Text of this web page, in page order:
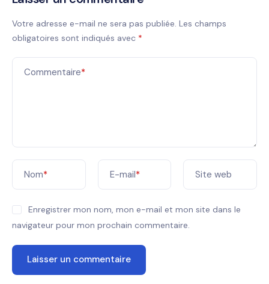
Votre adresse e-mail ne sera pas publiée. Les champs
obligatoires sont indiqués avec *
Commentaire*
Nom* E-mail* Site web
Enregistrer mon nom, mon e-mail et mon site dans le
navigateur pour mon prochain commentaire.